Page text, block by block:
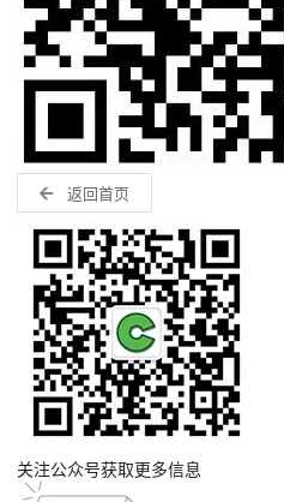
返回首页
关注公众号获取更多信息